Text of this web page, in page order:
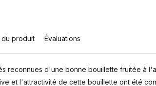
produit Évaluations
reconnues d'une bonne bouillette fruitée à
et l'attractivité de cette bouillette ont été